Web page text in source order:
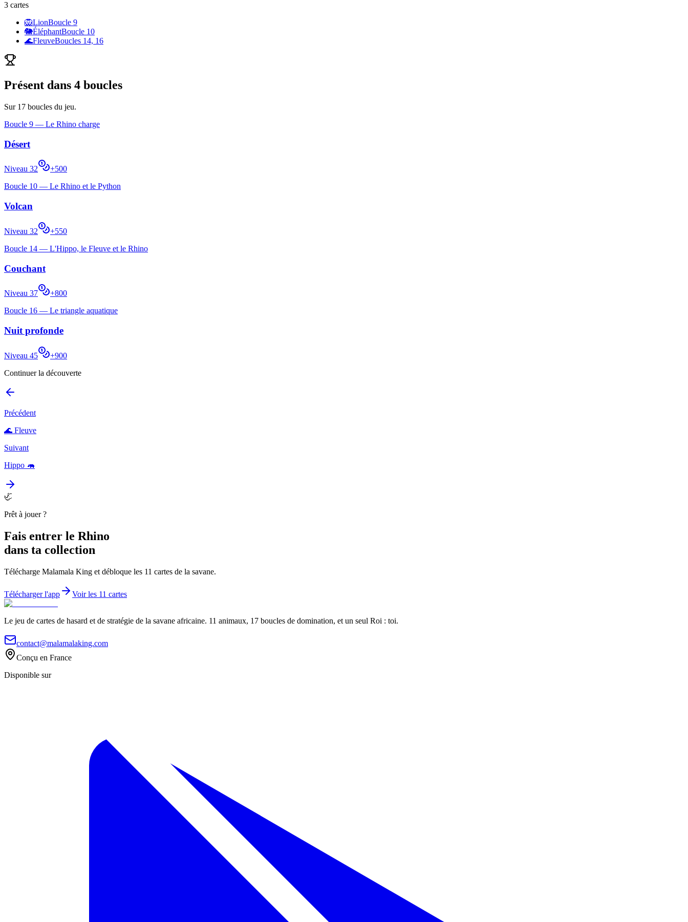
3 cartes
🦁LionBoucle 9
🐘ÉléphantBoucle 10
🌊FleuveBoucles 14, 16
Présent dans 4 boucles
Sur 17 boucles du jeu.
Boucle 9 — Le Rhino charge
Désert
Niveau 32 +500
Boucle 10 — Le Rhino et le Python
Volcan
Niveau 32 +550
Boucle 14 — L'Hippo, le Fleuve et le Rhino
Couchant
Niveau 37 +800
Boucle 16 — Le triangle aquatique
Nuit profonde
Niveau 45 +900
Continuer la découverte
Précédent
🌊 Fleuve
Suivant
Hippo 🦛
🦏
Prêt à jouer ?
Fais entrer le Rhino
dans ta collection
Télécharge Malamala King et débloque les 11 cartes de la savane.
Télécharger l'app Voir les 11 cartes
Le jeu de cartes de hasard et de stratégie de la savane africaine. 11 animaux, 17 boucles de domination, et un seul Roi : toi.
contact@malamalaking.com
Conçu en France
Disponible sur